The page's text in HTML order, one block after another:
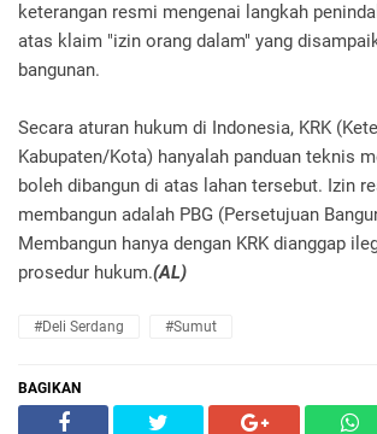
keterangan resmi mengenai langkah
atas klaim "izin orang dalam" yang
bangunan.
Secara aturan hukum di Indonesia, KRK
Kabupaten/Kota) hanyalah panduan teknis
boleh dibangun di atas lahan tersebut. Izin
membangun adalah PBG (Persetujuan
Membangun hanya dengan KRK dianggap
prosedur hukum.(AL)
#Deli Serdang #Sumut
BAGIKAN